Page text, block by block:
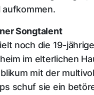
aufkommen.
Songtalent
noch die 19-
im elterlichen
mit der
schuf sie ein